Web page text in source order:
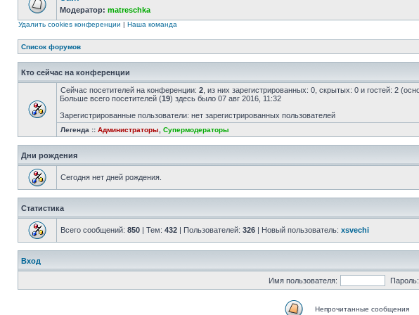
Модератор: matreschka
Удалить cookies конференции | Наша команда
Список форумов
Кто сейчас на конференции
Сейчас посетителей на конференции: 2 , из них зарегистрированных: 0, скрытых: 0 и гостей: 2
Больше всего посетителей (19) здесь было 07 авг 2016, 11:32
Зарегистрированные пользователи: нет зарегистрированных пользователей
Легенда :: Администраторы Супермодераторы
Дни рождения
Сегодня нет дней рождения.
Статистика
Всего сообщений: 850 | Тем: 432 | Пользователей: 326 | Новый пользователь: xsvechi
Вход
Имя пользователя: Пароль:
Непрочитанные сообщения